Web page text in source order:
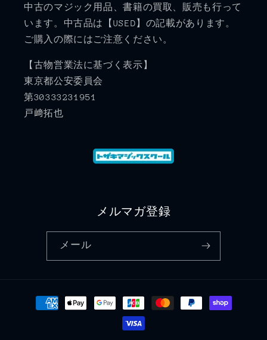
中古のマジック用品、書籍の買取、販売も行って
います。中古品は【USED】の記載があります。
ご購入の際にはご注意ください。
【古物営業法に基づく表示】
東京都公安委員会
第30333231951
戸﨑拓也
メルマガ登録
メール